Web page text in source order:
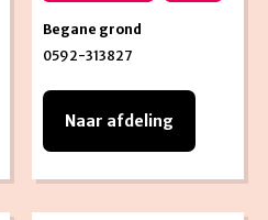
0592-313827
Begane grond
Naar afdeling